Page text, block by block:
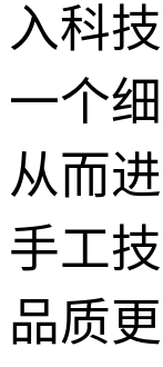
入科
一个
从而
手工
品质